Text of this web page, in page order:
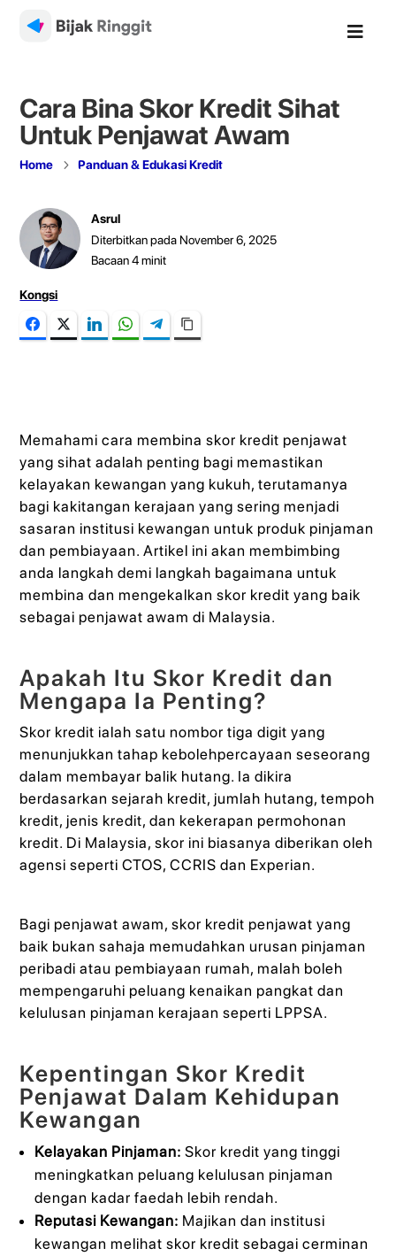

Cara Bina Skor Kredit Sihat
Untuk Penjawat Awam
Home 5 Panduan & Edukasi Kredit
Asrul
Diterbitkan pada November 6, 2025
Bacaan4minit
Kongsi
FacebookTwitter LinkedIn WhatsAppTelegram
Memahami cara membina skor kredit penjawat
yang sihat adalah penting bagi memastikan
kelayakan kewangan yang kukuh, terutamanya
bagi kakitangan kerajaan yang sering menjadi
sasaran institusi kewangan untuk produk pinjaman
dan pembiayaan. Artikel ini akan membimbing
anda langkah demi langkah bagaimana untuk
membina dan mengekalkan skor kredit yang baik
sebagai penjawat awam di Malaysia.
Apakah Itu Skor Kredit dan
Mengapa Ia Penting?
Skor kredit ialah satu nombor tiga digit yang
menunjukkan tahap kebolehpercayaan seseorang
dalam membayar balik hutang. Ia dikira
berdasarkan sejarah kredit, jumlah hutang, tempoh
kredit, jenis kredit, dan kekerapan permohonan
kredit. Di Malaysia, skor ini biasanya diberikan oleh
agensi seperti CTOS, CCRIS dan Experian.
Bagi penjawat awam, skor kredit penjawat yang
baik bukan sahaja memudahkan urusan pinjaman
peribadi atau pembiayaan rumah, malah boleh
mempengaruhi peluang kenaikan pangkat dan
kelulusan pinjaman kerajaan seperti LPPSA.
Kepentingan Skor Kredit
Penjawat Dalam Kehidupan
Kewangan
Kelayakan Pinjaman: Skor kredit yang tinggi
meningkatkan peluang kelulusan pinjaman
dengan kadar faedah lebih rendah.
Reputasi Kewangan: Majikan dan institusi
kewangan melihat skor kredit sebagai cerminan